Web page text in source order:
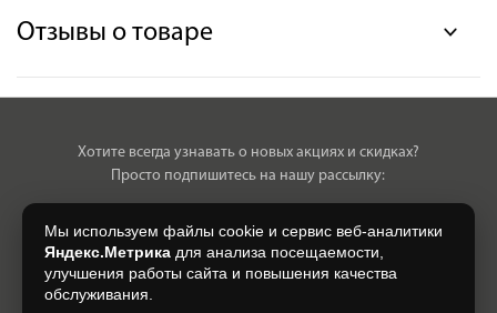
Отзывы о товаре
Хотите всегда узнавать о новых акциях и скидках?
Просто подпишитесь на нашу рассылку:
Нажимая на кнопку, я даю свое согласие на обработку моих
персональных данных, на условиях и для целей, определенных в
Мы используем файлы cookie и сервис веб-аналитики
Яндекс.Метрика для анализа посещаемости,
улучшения работы сайта и повышения качества
обслуживания.